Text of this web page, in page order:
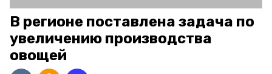
В регионе поставлена задача по
увеличению производства
овощей